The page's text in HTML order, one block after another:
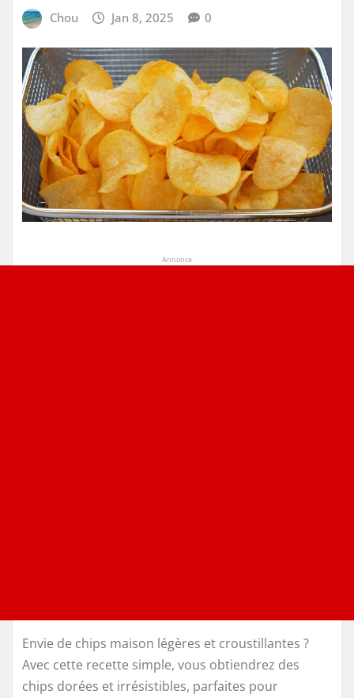
Chou Jan 8, 2025 0
Annonce
Envie de chips maison légères et croustillantes ?
Avec cette recette simple, vous obtiendrez des
chips dorées et irrésistibles, parfaites pour